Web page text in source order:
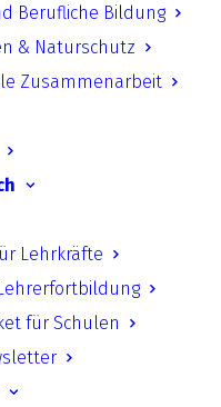
Berufliche Bildung
& Naturschutz
Zusammenarbeit
Lehrkräfte
für Schulen
Wetterphänome.
Download starten
Institut für
e.V.
Straße 4, 10405